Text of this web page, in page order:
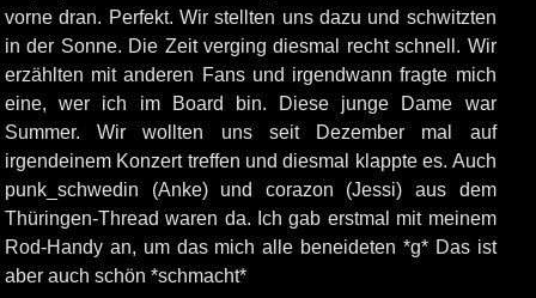
vorne dran. Perfekt. Wir stellten uns dazu und schwitzten
in der Sonne. Die Zeit verging diesmal recht schnell. Wir
erzählten mit anderen Fans und irgendwann fragte mich
eine, wer ich im Board bin. Diese junge Dame war
Summer. Wir wollten uns seit Dezember mal auf
irgendeinem Konzert treffen und diesmal klappte es. Auch
punk_schwedin (Anke) und corazon (Jessi) aus dem
Thüringen-Thread waren da. Ich gab erstmal mit meinem
Rod-Handy an, um das mich alle beneideten *g* Das ist
aber auch schön *schmacht*